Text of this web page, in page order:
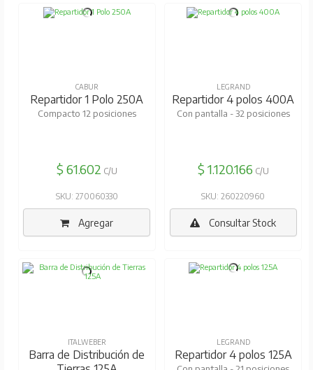
CABUR
Repartidor 1 Polo 250A
Compacto 12 posiciones
$ 61.602 C/U
SKU: 270060330
Agregar
LEGRAND
Repartidor 4 polos 400A
Con pantalla - 32 posiciones
$ 1.120.166 C/U
SKU: 260220960
Consultar Stock
ITALWEBER
Barra de Distribución de
LEGRAND
Repartidor 4 polos 125A